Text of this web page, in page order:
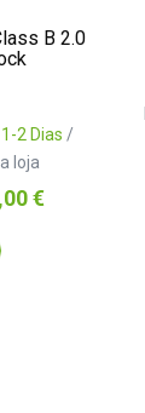
B 2.0
1-2 Dias /
loja
€